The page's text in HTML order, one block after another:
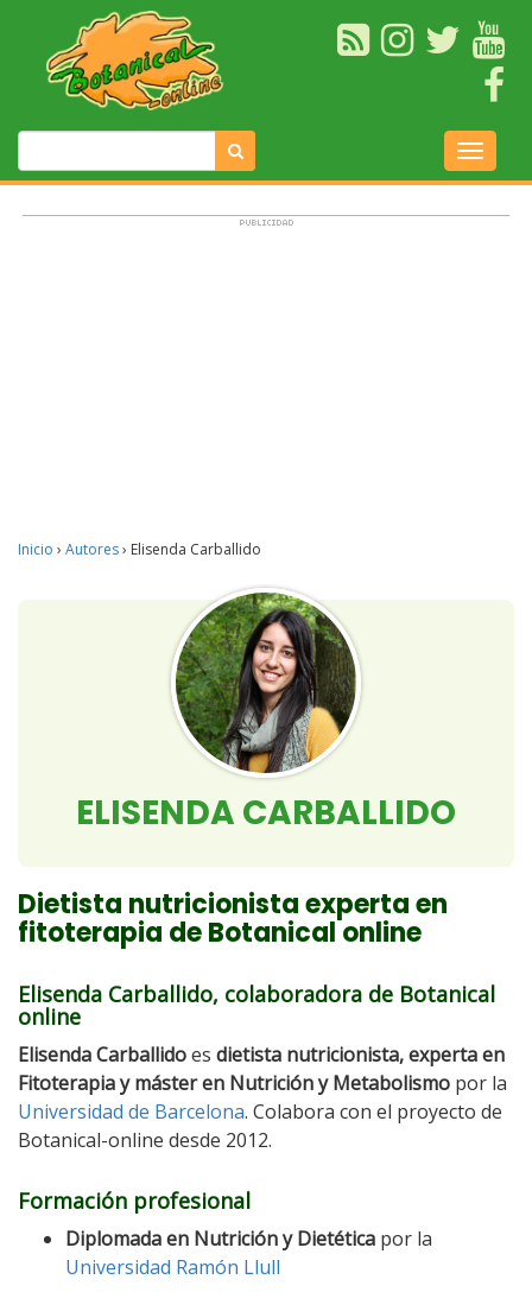
Inicio › Autores› Elisenda Carballido
ELISENDA CARBALLIDO
Dietista nutricionista experta en
fitoterapia de Botanical online
Elisenda Carballido, colaboradora de Botanical
online
Elisenda Carballidoes dietista nutricionista, experta en
Fitoterapia y máster en Nutrición y Metabolismo por la
Universidad de Barcelona. Colabora con el proyecto de
Botanical-online desde 2012.
Formación profesional
Diplomada en Nutrición y Dietética por la
Universidad Ramón Llull